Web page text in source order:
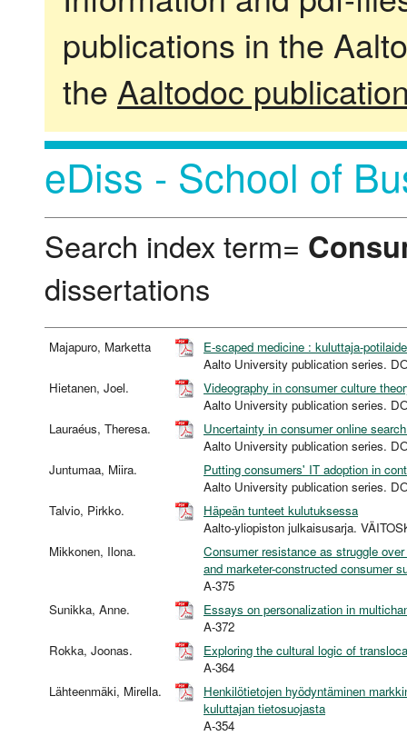
publications in the
the Aaltodoc
eDiss - School of
Search index term=
dissertations
Majapuro, Marketta
E-scaped medicine : kuluttaja-
Aalto University publication series.
Hietanen, Joel.
Videography in consumer culture
Aalto University publication series.
Lauraéus, Theresa.
Uncertainty in consumer online
Aalto University publication series.
Juntumaa, Miira.
Putting consumers' IT adoption in
Aalto University publication series.
Talvio, Pirkko.
Häpeän tunteet kulutuksessa
Aalto-yliopiston julkaisusarja.
Mikkonen, Ilona.
Consumer resistance as struggle
and marketer-constructed consumer
A-375
Sunikka, Anne.
Essays on personalization in
A-372
Rokka, Joonas.
Exploring the cultural logic of
A-364
Lähteenmäki, Mirella.
Henkilötietojen hyödyntäminen
kuluttajan tietosuojasta
A-354